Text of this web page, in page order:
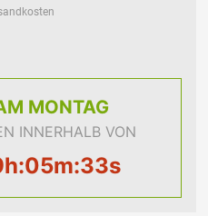
MONTAG
INNERHALB VON